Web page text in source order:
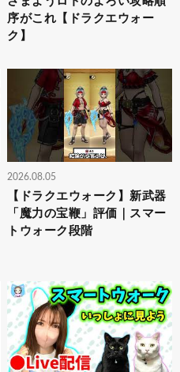
序がこれ【ドラクエウォー
ク】
2026.08.05
【ドラクエウォーク】新武器
「魔力の宝鞭」評価｜スマー
トウォーク段階